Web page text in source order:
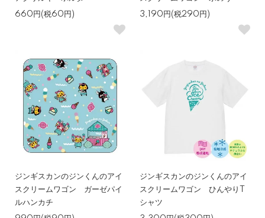
660円(税60円)
3,190円(税290円)
ジンギスカンのジンくんのアイ
スクリームワゴン ガーゼパイ
ルハンカチ
ジンギスカンのジンくんのアイ
スクリームワゴン ひんやりT
シャツ